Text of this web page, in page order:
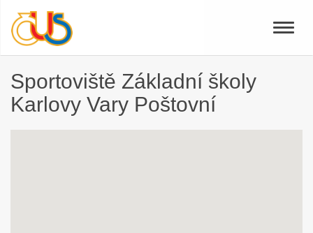
Toggle
Sportoviště Základní školy
Karlovy Vary Poštovní